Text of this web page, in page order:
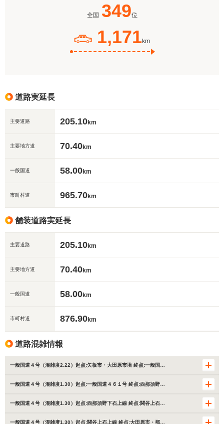
全国 349位
1,171 km
道路実延長
主要道路 205.10km
主要地方道 70.40km
一般国道 58.00km
市町村道 965.70km
舗装道路実延長
主要道路 205.10km
主要地方道 70.40km
一般国道 58.00km
市町村道 876.90km
道路混雑情報
一般国道４号（混雑度2.22）起点:矢板市・大田原市境 終点:一般国…
一般国道４号（混雑度1.30）起点:一般国道４６１号 終点:西那須野…
一般国道４号（混雑度1.30）起点:西那須野下石上線 終点:関谷上石…
一般国道４号（混雑度1.30）起点:関谷上石上線 終点:大田原市・那…